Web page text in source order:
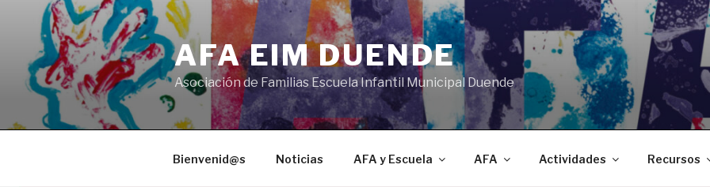
contenido
AFA EIM DUENDE
Asociación de Familias Escuela Infantil Municipal Duende
Bienvenid@s Noticias AFA y Escuela AFA Actividades Recursos